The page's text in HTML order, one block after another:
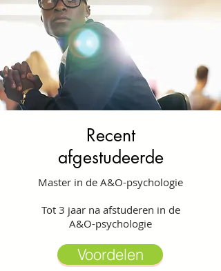
Recent
afgestudeerde
Master in de A&O-psychologie
Tot 3 jaar na afstuderen in de
A&O-psychologie
Voordelen